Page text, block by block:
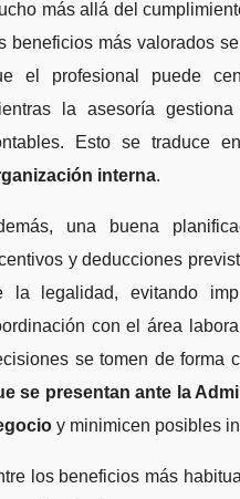
más allá del
beneficios más valorados
el profesional puede
la asesoría
Esto se traduce
interna.
una buena
y deducciones
la legalidad, evitando
con el área
se tomen de forma
se presentan ante la
y minimicen posibles
los beneficios más